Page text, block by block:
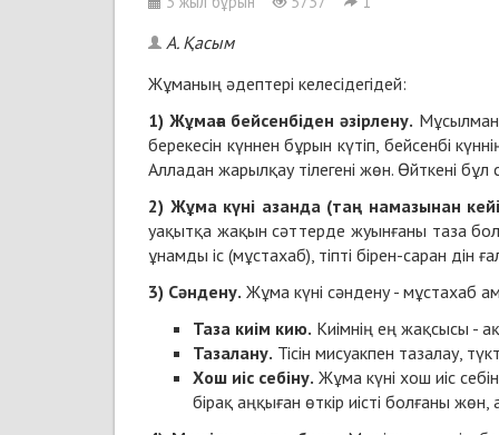
А. Қасым
Жұманың әдептері келесідегідей:
1) Жұмаға бейсенбіден әзірлену.
берекесін күннен бұрын күтіп, бейсенбі
Алладан жарылқау тілегені жөн. Өйткені
2) Жұма күні азанда (таң намазынан
уақытқа жақын сәттерде жуынғаны таза
ұнамды іс (мұстахаб), тіпті бірен-саран
3) Сәндену. Жұма күні сәндену - мұстахаб
Таза киім кию. Киімнің ең жақсысы -
Тазалану. Тісін мисуакпен тазалау,
Хош иіс себіну. Жұма күні хош иіс
бірақ аңқыған өткір иісті болғаны жөн,